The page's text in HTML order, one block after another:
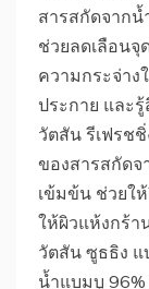
สารสกัดจากน้
ช่วยลดเลือนจุ
ความกระจ่าง
ประกาย และ
วัตสัน รีเฟรช
ของสารสกัดจ
เข้มข้น ช่วยใ
ให้ผิวแห้งกร้
วัตสัน ซูธธิง
น้ำแบมบู